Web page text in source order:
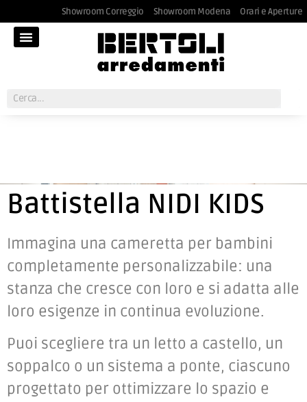
Showroom Correggio Showroom Modena Orari e Aperture
Battistella NIDI KIDS
Immagina una cameretta per bambini
completamente personalizzabile: una
stanza che cresce con loro e si adatta alle
loro esigenze in continua evoluzione.
Puoi scegliere tra un letto a castello, un
soppalco o un sistema a ponte, ciascuno
progettato per ottimizzare lo spazio e